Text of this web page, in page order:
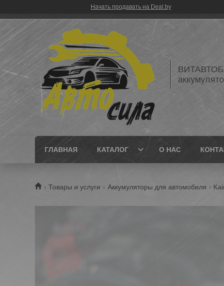
Начать продавать на Deal.by
ГЛАВНАЯ КАТАЛОГ О НАС
Товары и услуги Аккумуляторы для автомобиля